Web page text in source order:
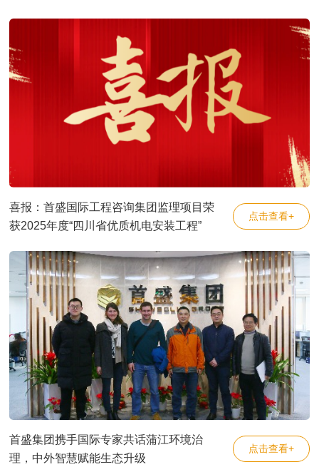
喜报：首盛国际工程咨询集团监理项目荣
获2025年度“四川省优质机电安装工程”
点击查看+
首盛集团携手国际专家共话蒲江环境治
理，中外智慧赋能生态升级
点击查看+